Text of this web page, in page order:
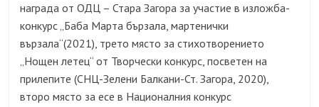
награда от ОДЦ – Стара Загора за участие в изложба-
конкурс „Баба Марта бързала, мартенички
вързала“(2021), трето място за стихотворението
„Нощен летец“ от Творчески конкурс, посветен на
прилепите (СНЦ-Зелени Балкани-Ст. Загора, 2020),
второ място за есе в Националния конкурс